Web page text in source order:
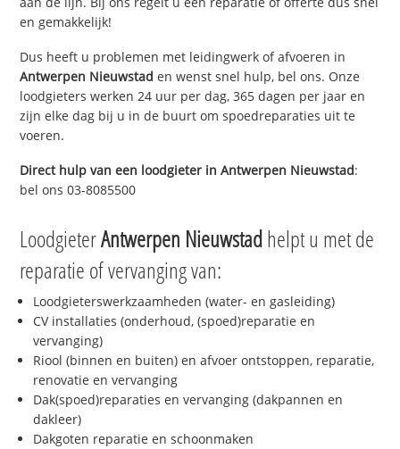
en gemakkelijk!
Dus heeft u problemen met leidingwerk of afvoeren in
Antwerpen Nieuwstad en wenst snel hulp, bel ons. Onze
loodgieters werken 24 uur per dag, 365 dagen per jaar en
zijn elke dag bij u in de buurt om spoedreparaties uit te
voeren.
Direct hulp van een loodgieter inAntwerpen Nieuwstad:
bel ons 03-8085500
LoodgieterAntwerpen Nieuwstadhelpt u met de
reparatie of vervanging van:
Loodgieterswerkzaamheden (water- en gasleiding)
CV installaties (onderhoud, (spoed)reparatie en
vervanging)
Riool (binnen en buiten) en afvoer ontstoppen, reparatie,
renovatie en vervanging
Dak(spoed)reparaties en vervanging (dakpannen en
dakleer)
Dakgoten reparatie en schoonmaken